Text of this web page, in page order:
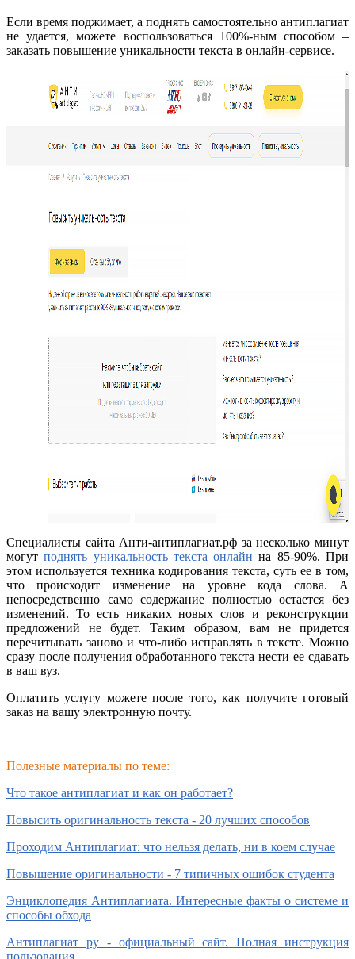
Если время поджимает, а поднять самостоятельно антиплагиат
не удается, можете воспользоваться 100%-ным способом –
заказать повышение уникальности текста в онлайн-сервисе.
Специалисты сайта Анти-антиплагиат.рф за несколько минут
могутподнять уникальность текста онлайн на 85-90%. При
этом используется техника кодирования текста, суть ее в том,
что происходит изменение на уровне кода слова. А
непосредственно само содержание полностью остается без
изменений. То есть никаких новых слов и реконструкции
предложений не будет. Таким образом, вам не придется
перечитывать заново и что-либо исправлять в тексте. Можно
сразу после получения обработанного текста нести ее сдавать
в ваш вуз.
Оплатить услугу можете после того, как получите готовый
заказ на вашу электронную почту.
Полезные материалы по теме:
Что такое антиплагиат и как он работает?
Повысить оригинальность текста - 20 лучших способов
Проходим Антиплагиат: что нельзя делать, ни в коем случае
Повышение оригинальности - 7 типичных ошибок студента
Энциклопедия Антиплагиата. Интересные факты о системе и
способы обхода
Антиплагиат ру - официальный сайт. Полная инструкция